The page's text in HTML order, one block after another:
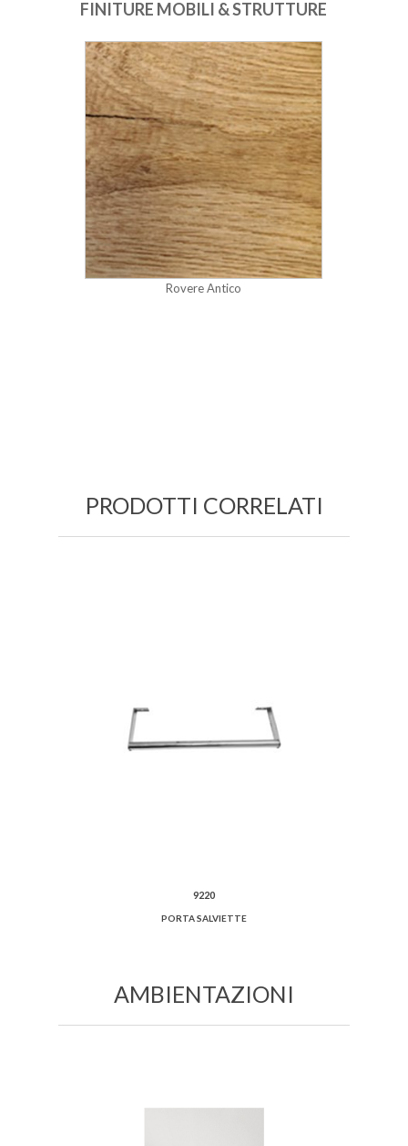
FINITURE MOBILI & STRUTTURE
Rovere Antico
PRODOTTI CORRELATI
9220
PORTA SALVIETTE
AMBIENTAZIONI